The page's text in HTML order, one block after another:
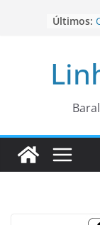
Últimos: